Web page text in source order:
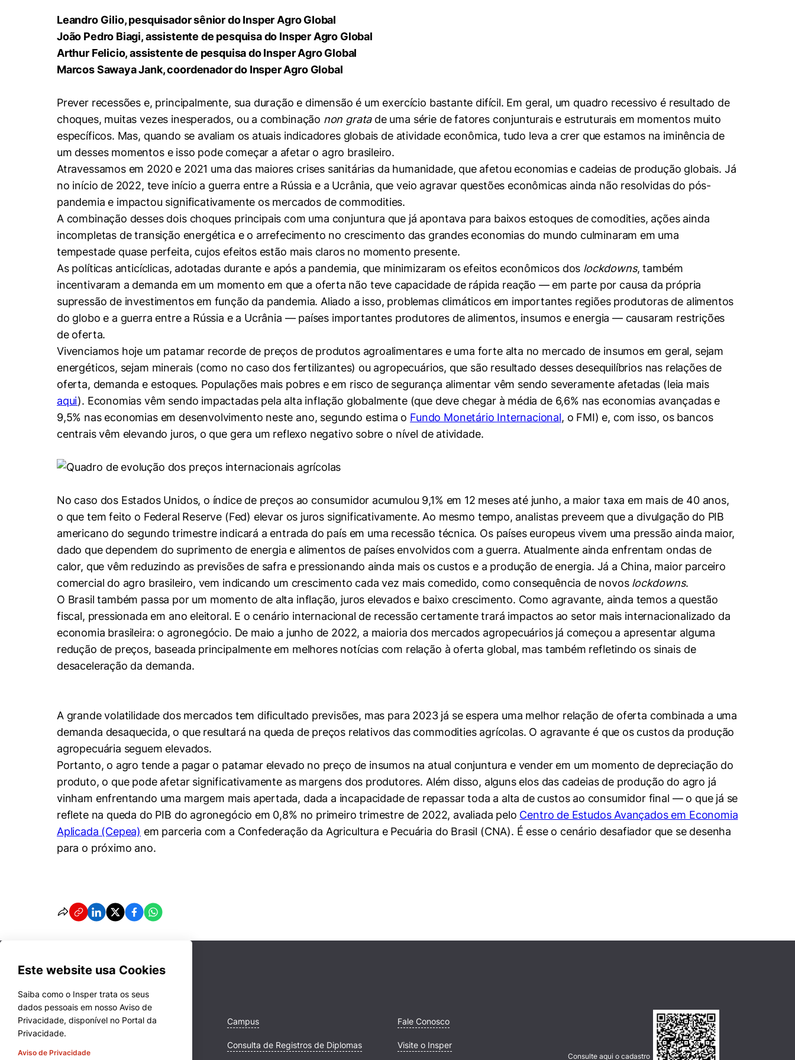
Hub de Inovação e
Empreendedorismo
Women in Action
Trabalhe conosco
Repositório Institucional
Pesquisa na Graduação
Seminários Acadêmicos
Pesquisa
Instagram
Linkedin
Leandro Gilio, pesquisador sênior do Insper Agro Global
João Pedro Biagi, assistente de pesquisa do Insper Agro Global
Arthur Felicio, assistente de pesquisa do Insper Agro Global
Marcos Sawaya Jank, coordenador do Insper Agro Global
Prever recessões e, principalmente, sua duração e dimensão é um exercício bastante difícil. Em geral, um quadro recessivo é resultado de
choques, muitas vezes inesperados, ou a combinação non gratade uma série de fatores conjunturais e estruturais em momentos muito
específicos. Mas, quando se avaliam os atuais indicadores globais de atividade econômica, tudo leva a crer que estamos na iminência de
um desses momentos e isso pode começar a afetar o agro brasileiro.
Atravessamos em 2020 e 2021 uma das maiores crises sanitárias da humanidade, que afetou economias e cadeias de produção globais. Já
no início de 2022, teve início a guerra entre a Rússia e a Ucrânia, que veio agravar questões econômicas ainda não resolvidas do pós-
pandemia e impactou significativamente os mercados de commodities.
A combinação desses dois choques principais com uma conjuntura que já apontava para baixos estoques de comodities, ações ainda
incompletas de transição energética e o arrefecimento no crescimento das grandes economias do mundo culminaram em uma
tempestade quase perfeita, cujos efeitos estão mais claros no momento presente.
As políticas anticíclicas, adotadas durante e após a pandemia, que minimizaram os efeitos econômicos dos lockdowns, também
incentivaram a demanda em um momento em que a oferta não teve capacidade de rápida reação — em parte por causa da própria
supressão de investimentos em função da pandemia. Aliado a isso, problemas climáticos em importantes regiões produtoras de alimentos
do globo e a guerra entre a Rússia e a Ucrânia — países importantes produtores de alimentos, insumos e energia — causaram restrições
de oferta.
Vivenciamos hoje um patamar recorde de preços de produtos agroalimentares e uma forte alta no mercado de insumos em geral, sejam
energéticos, sejam minerais (como no caso dos fertilizantes) ou agropecuários, que são resultado desses desequilíbrios nas relações de
oferta, demanda e estoques. Populações mais pobres e em risco de segurança alimentar vêm sendo severamente afetadas (leia mais
aqui). Economias vêm sendo impactadas pela alta inflação globalmente (que deve chegar à média de 6,6% nas economias avançadas e
9,5% nas economias em desenvolvimento neste ano, segundo estima o Fundo Monetário Internacional, o FMI) e, com isso, os bancos
centrais vêm elevando juros, o que gera um reflexo negativo sobre o nível de atividade.
No caso dos Estados Unidos, o índice de preços ao consumidor acumulou 9,1% em 12 meses até junho, a maior taxa em mais de 40 anos,
o que tem feito o Federal Reserve (Fed) elevar os juros significativamente. Ao mesmo tempo, analistas preveem que a divulgação do PIB
americano do segundo trimestre indicará a entrada do país em uma recessão técnica. Os países europeus vivem uma pressão ainda maior,
dado que dependem do suprimento de energia e alimentos de países envolvidos com a guerra. Atualmente ainda enfrentam ondas de
calor, que vêm reduzindo as previsões de safra e pressionando ainda mais os custos e a produção de energia. Já a China, maior parceiro
comercial do agro brasileiro, vem indicando um crescimento cada vez mais comedido, como consequência de novos lockdowns.
O Brasil também passa por um momento de alta inflação, juros elevados e baixo crescimento. Como agravante, ainda temos a questão
fiscal, pressionada em ano eleitoral. E o cenário internacional de recessão certamente trará impactos ao setor mais internacionalizado da
economia brasileira: o agronegócio. De maio a junho de 2022, a maioria dos mercados agropecuários já começou a apresentar alguma
redução de preços, baseada principalmente em melhores notícias com relação à oferta global, mas também refletindo os sinais de
desaceleração da demanda.
A grande volatilidade dos mercados tem dificultado previsões, mas para 2023 já se espera uma melhor relação de oferta combinada a uma
demanda desaquecida, o que resultará na queda de preços relativos das commodities agrícolas. O agravante é que os custos da produção
agropecuária seguem elevados.
Portanto, o agro tende a pagar o patamar elevado no preço de insumos na atual conjuntura e vender em um momento de depreciação do
produto, o que pode afetar significativamente as margens dos produtores. Além disso, alguns elos das cadeias de produção do agro já
vinham enfrentando uma margem mais apertada, dada a incapacidade de repassar toda a alta de custos ao consumidor final — o que já se
reflete na queda do PIB do agronegócio em 0,8% no primeiro trimestre de 2022, avaliada pelo Centro de Estudos Avançados em Economia
Aplicada (Cepea) em parceria com a Confederação da Agricultura e Pecuária do Brasil (CNA). É esse o cenário desafiador que se desenha
para o próximo ano.
Este website usa Cookies
Saiba como o Insper trata os seus
dados pessoais em nosso Aviso de
Privacidade, disponível no Portal da
Privacidade.
Aviso de Privacidade
Cookies estritamente necessários
Cookies de preferências de usuário
Cursos Campus
Consulta de Registros de Diplomas
Fale Conosco
Visite o Insper
Consulte aqui o cadastro